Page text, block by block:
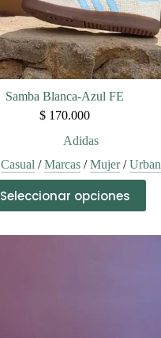
Samba Blanca-Azul FE
$ 170.000
Adidas
Casual /Marcas/Mujer/Urban
Seleccionar opciones
producto
tiene